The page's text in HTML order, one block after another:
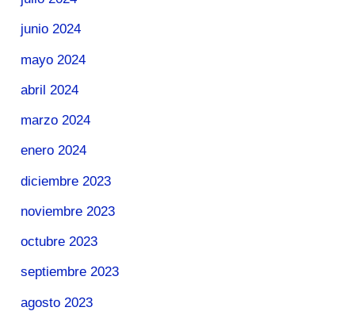
junio 2024
mayo 2024
abril 2024
marzo 2024
enero 2024
diciembre 2023
noviembre 2023
octubre 2023
septiembre 2023
agosto 2023